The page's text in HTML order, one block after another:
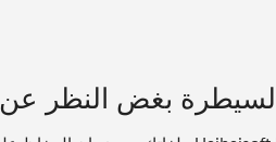
بغض النظر عن